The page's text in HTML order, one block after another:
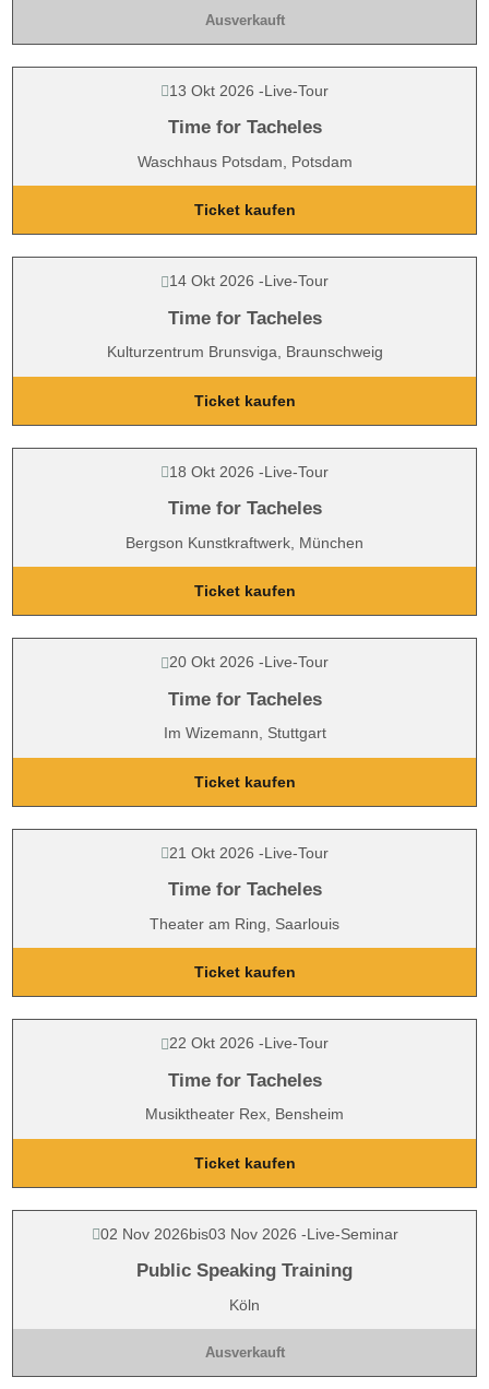
Ausverkauft
13 Okt 2026 -Live-Tour
Time for Tacheles
Waschhaus Potsdam, Potsdam
Ticket kaufen
14 Okt 2026 -Live-Tour
Time for Tacheles
Kulturzentrum Brunsviga, Braunschweig
Ticket kaufen
18 Okt 2026 -Live-Tour
Time for Tacheles
Bergson Kunstkraftwerk, München
Ticket kaufen
20 Okt 2026 -Live-Tour
Time for Tacheles
Im Wizemann, Stuttgart
Ticket kaufen
21 Okt 2026 -Live-Tour
Time for Tacheles
Theater am Ring, Saarlouis
Ticket kaufen
22 Okt 2026 -Live-Tour
Time for Tacheles
Musiktheater Rex, Bensheim
Ticket kaufen
02 Nov 2026bis03 Nov 2026 -Live-Seminar
Public Speaking Training
Köln
Ausverkauft